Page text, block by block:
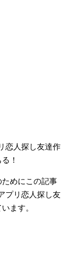
恋人探し友達作
！
めにこの記事
プリ恋人探し友
ます。